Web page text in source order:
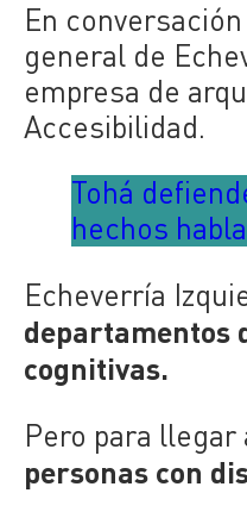
En
general de
empresa de
Accesibilidad.
Tohá
hechos
Echeverría
departamentos
cognitivas.
Pero para llegar
personas con